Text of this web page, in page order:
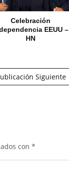
Celebración
EEUU –
HN
Siguiente
con *